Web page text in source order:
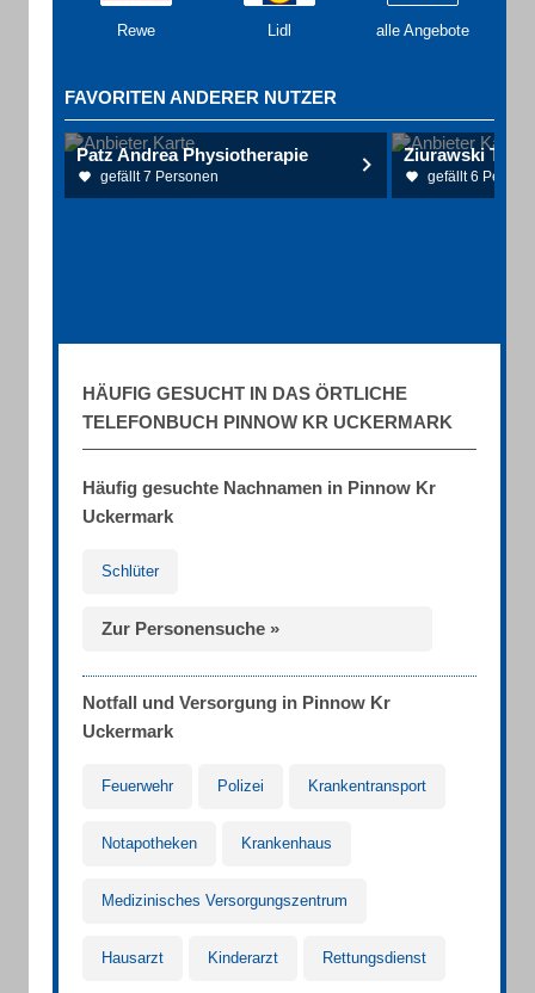
Rewe Lidl alle Angebote
FAVORITEN ANDERER NUTZER
Patz Andrea Physiotherapie
gefällt 7 Personen
Ziurawski Thilo
gefällt 6
HÄUFIG GESUCHT IN DAS ÖRTLICHE
TELEFONBUCH PINNOW KR UCKERMARK
Häufig gesuchte Nachnamen in Pinnow Kr
Uckermark
Schlüter
Zur Personensuche »
Notfall und Versorgung in Pinnow Kr
Uckermark
Feuerwehr Polizei Krankentransport
Notapotheken Krankenhaus
Medizinisches Versorgungszentrum
Hausarzt Kinderarzt Rettungsdienst